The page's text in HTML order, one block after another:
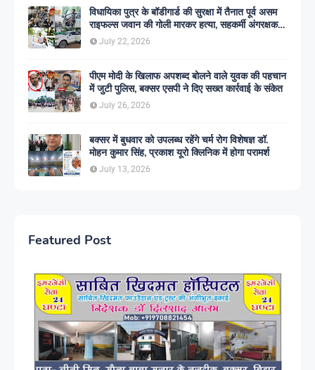
विधायिका पुत्र के बॉडीगार्ड की सुरक्षा में तैनात पूर्व असम
राइफल्स जवान की गोली मारकर हत्या, सहकर्मी अंगरक्षक
गिरफ्तार
July 22, 2026
पीएम मोदी के खिलाफ अपशब्द बोलने वाले युवक की पहचान
में जुटी पुलिस, बक्सर एसपी ने दिए सख्त कार्रवाई के संकेत
July 26, 2026
बक्सर में बुधवार को उपलब्ध रहेंगे चर्म रोग विशेषज्ञ डॉ.
मोहन कुमार सिंह, प्रकाश यूरो क्लिनिक में होगा परामर्श
July 13, 2026
Featured Post